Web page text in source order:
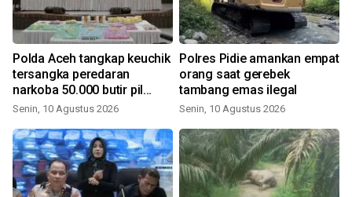
Polda Aceh tangkap keuchik
tersangka peredaran
narkoba 50.000 butir pil
ekstasi
Senin, 10 Agustus 2026
Polres Pidie amankan empat
orang saat gerebek
tambang emas ilegal
Senin, 10 Agustus 2026